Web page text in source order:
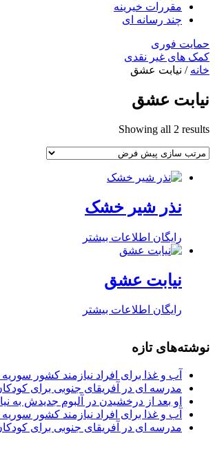
مقررات خیرینه
چند رسانه ای
حمایت فوری
کمک های غیر نقدی
خانه / نیابت عشق
نیابت عشق
Showing all 2 results
نذر شیر خشک
رایگان اطلاعات بیشتر
نیابت عشق
رایگان اطلاعات بیشتر
نوشته‌های تازه
آب و غذا برای افراد نیازمند کشور سوریه
مدرسه ای در آفریقای جنوبی برای
او بعد از درخشیدن در آلبوم جدیدش به
آب و غذا برای افراد نیازمند کشور سوریه
مدرسه ای در آفریقای جنوبی برای